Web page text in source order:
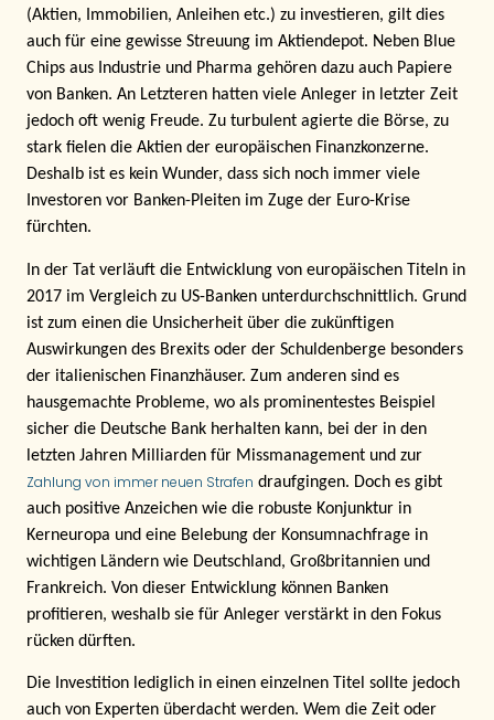
(Aktien, Immobilien, Anleihen etc.) zu investieren, gilt dies
auch für eine gewisse Streuung im Aktiendepot. Neben Blue
Chips aus Industrie und Pharma gehören dazu auch Papiere
von Banken. An Letzteren hatten viele Anleger in letzter Zeit
jedoch oft wenig Freude. Zu turbulent agierte die Börse, zu
stark fielen die Aktien der europäischen Finanzkonzerne.
Deshalb ist es kein Wunder, dass sich noch immer viele
Investoren vor Banken-Pleiten im Zuge der Euro-Krise
fürchten.
In der Tat verläuft die Entwicklung von europäischen Titeln in
2017 im Vergleich zu US-Banken unterdurchschnittlich. Grund
ist zum einen die Unsicherheit über die zukünftigen
Auswirkungen des Brexits oder der Schuldenberge besonders
der italienischen Finanzhäuser. Zum anderen sind es
hausgemachte Probleme, wo als prominentestes Beispiel
sicher die Deutsche Bank herhalten kann, bei der in den
letzten Jahren Milliarden für Missmanagement und zur
Zahlung von immer neuen Strafen draufgingen. Doch es gibt
auch positive Anzeichen wie die robuste Konjunktur in
Kerneuropa und eine Belebung der Konsumnachfrage in
wichtigen Ländern wie Deutschland, Großbritannien und
Frankreich. Von dieser Entwicklung können Banken
profitieren, weshalb sie für Anleger verstärkt in den Fokus
rücken dürften.
Die Investition lediglich in einen einzelnen Titel sollte jedoch
auch von Experten überdacht werden. Wem die Zeit oder